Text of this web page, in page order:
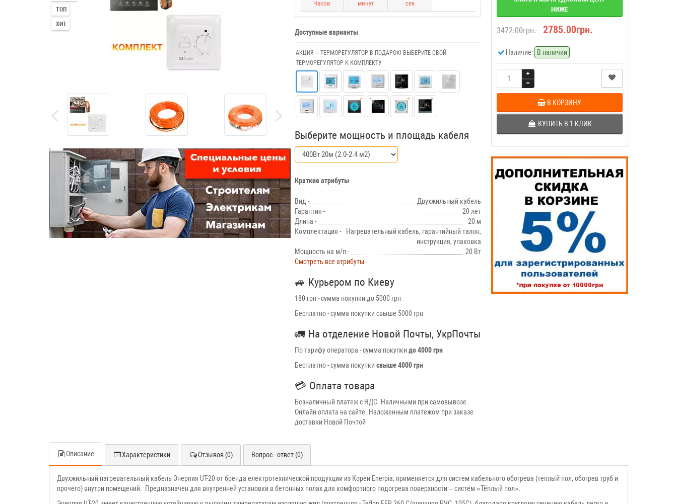
ТОП
ХИТ
Часов минут сек
Доступные варианты
АКЦИЯ – ТЕРМОРЕГУЛЯТОР В ПОДАРОК! ВЫБЕРИТЕ СВОЙ
ТЕРМОРЕГУЛЯТОР К КОМПЛЕКТУ
Выберите мощность и площадь кабеля
Краткие атрибуты
Вид -
Двухжильный кабель
Гарантия -
20 лет
Длина -
20 м
Комплектация -
Нагревательный кабель, гарантийный талон,
инструкция, упаковка
Мощность на м/п -
20 Вт
Смотреть все атрибуты
🚙 Курьером по Киеву
180 грн - сумма покупки до 5000 грн
Бесплатно - сумма покупки свыше 5000 грн
🚛 На отделение Новой Почты, УкрПочты
По тарифу оператора - сумма покупки до 4000 грн
Бесплатно - сумма покупки свыше 4000 грн
💳 Оплата товара
Безналичный платеж с НДС. Наличными при самовывозе.
Онлайн оплата на сайте. Наложенным платежом при заказе
доставки Новой Почтой
НИЖЕ
3472.00грн. 2785.00грн.
Наличие: В наличии
В КОРЗИНУ
КУПИТЬ В 1 КЛИК
Описание Характеристики Отзывов (0) Вопрос - ответ (0)
Двухжильный нагревательный кабель Энерпия UT-20 от бренда електротехнической продукции из Кореи Enerpia, применяется для систем кабельного обогрева (теплый пол, обогрев труб и
прочего) внутри помещений. Предназначен для внутренней установки в бетонных полах для комфортного подогрева поверхности – систем «Тёплый пол».